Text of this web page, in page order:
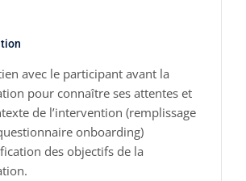
avec le participant avant la
pour connaître ses attentes et
de l’intervention (remplissage
onboarding)
des objectifs de la